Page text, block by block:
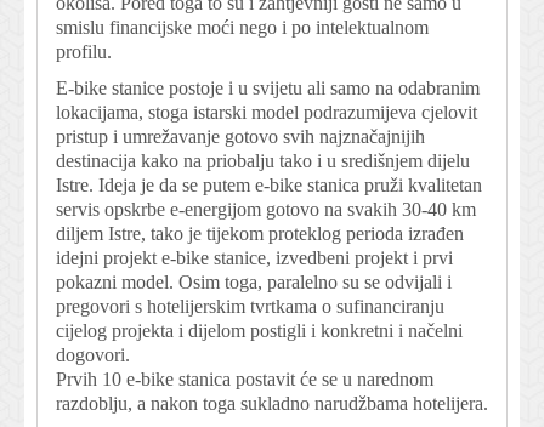
smislu financijske moći nego i po intelektualnom
profilu.
E-bike stanice postoje i u svijetu ali samo na odabranim
lokacijama, stoga istarski model podrazumijeva cjelovit
pristup i umrežavanje gotovo svih najznačajnijih
destinacija kako na priobalju tako i u središnjem dijelu
Istre. Ideja je da se putem e-bike stanica pruži kvalitetan
servis opskrbe e-energijom gotovo na svakih 30-40 km
diljem Istre, tako je tijekom proteklog perioda izrađen
idejni projekt e-bike stanice, izvedbeni projekt i prvi
pokazni model. Osim toga, paralelno su se odvijali i
pregovori s hotelijerskim tvrtkama o sufinanciranju
cijelog projekta i dijelom postigli i konkretni i načelni
dogovori.
Prvih 10 e-bike stanica postavit će se u narednom
razdoblju, a nakon toga sukladno narudžbama hotelijera.